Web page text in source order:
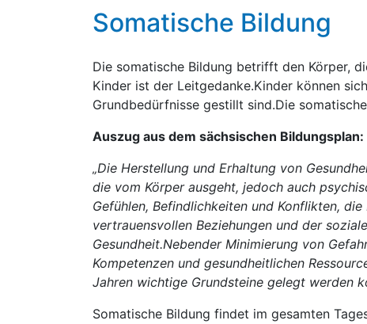
Somatische Bildung
Die somatische Bildung betrifft den Körper,
Kinder ist der Leitgedanke.Kinder können
Grundbedürfnisse gestillt sind.Die
Auszug aus dem sächsischen Bildungsplan:
„Die Herstellung und Erhaltung von
die vom Körper ausgeht, jedoch auch
Gefühlen, Befindlichkeiten und Konflikten,
vertrauensvollen Beziehungen und der
Gesundheit.Nebender Minimierung von
Kompetenzen und gesundheitlichen
Jahren wichtige Grundsteine gelegt werden
Somatische Bildung findet im gesamten